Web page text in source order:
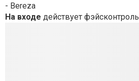
- Bereza
На входе действует фэйсконтроль